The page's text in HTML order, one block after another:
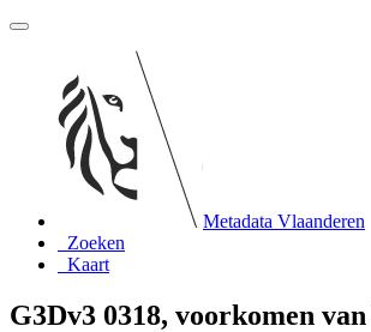
Metadata Vlaanderen
Zoeken
Kaart
G3Dv3 0318, voorkomen